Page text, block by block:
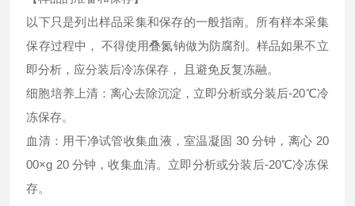
以下只是列出样品采集和保存的一般指南。所有样本采集
保存过程中， 不得使用叠氮钠做为防腐剂。样品如果不立
即分析，应分装后冷冻保存， 且避免反复冻融。
细胞培养上清：离心去除沉淀，立即分析或分装后-20℃冷
冻保存。
血清：用干净试管收集血液，室温凝固 30 分钟，离心 20
00×g 20 分钟，收集血清。立即分析或分装后-20℃冷冻保
存。